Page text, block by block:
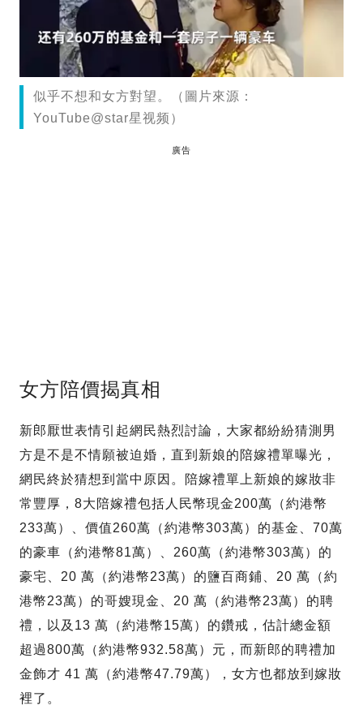
似乎不想和女方對望。（圖片來源：
YouTube@star星视频）
廣告
女方陪價揭真相
新郎厭世表情引起網民熱烈討論，大家都紛紛猜測男
方是不是不情願被迫婚，直到新娘的陪嫁禮單曝光，
網民終於猜想到當中原因。陪嫁禮單上新娘的嫁妝非
常豐厚，8大陪嫁禮包括人民幣現金200萬（約港幣
233萬）、價值260萬（約港幣303萬）的基金、70萬
的豪車（約港幣81萬）、260萬（約港幣303萬）的
豪宅、20 萬（約港幣23萬）的鹽百商鋪、20 萬（約
港幣23萬）的哥嫂現金、20 萬（約港幣23萬）的聘
禮，以及13 萬（約港幣15萬）的鑽戒，估計總金額
超過800萬（約港幣932.58萬）元，而新郎的聘禮加
金飾才 41 萬（約港幣47.79萬），女方也都放到嫁妝
裡了。